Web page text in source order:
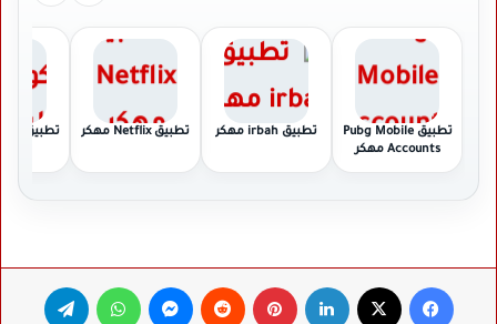
تطبيق Pubg Mobile
Accounts مهكر
تطبيق irbah مهكر تطبيق Netflix مهكر
تطبيق
فيسبوك لينكدإن بينتيريست ماسنجر واتساب